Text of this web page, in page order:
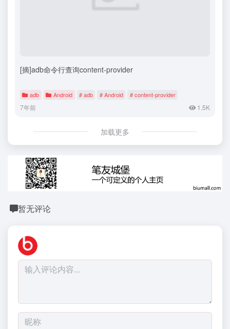
[摘]adb命令行查询content-provider
adb Android # adb # Android # content-provider
7年前 1.5K
加载更多
暂无评论